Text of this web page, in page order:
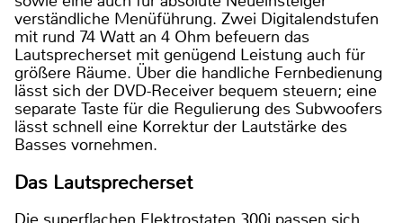
verständliche Menüführung. Zwei Digitalendstufen
mit rund 74 Watt an 4 Ohm befeuern das
Lautsprecherset mit genügend Leistung auch für
größere Räume. Über die handliche Fernbedienung
lässt sich der DVD-Receiver bequem steuern; eine
separate Taste für die Regulierung des Subwoofers
lässt schnell eine Korrektur der Lautstärke des
Basses vornehmen.
Das Lautsprecherset